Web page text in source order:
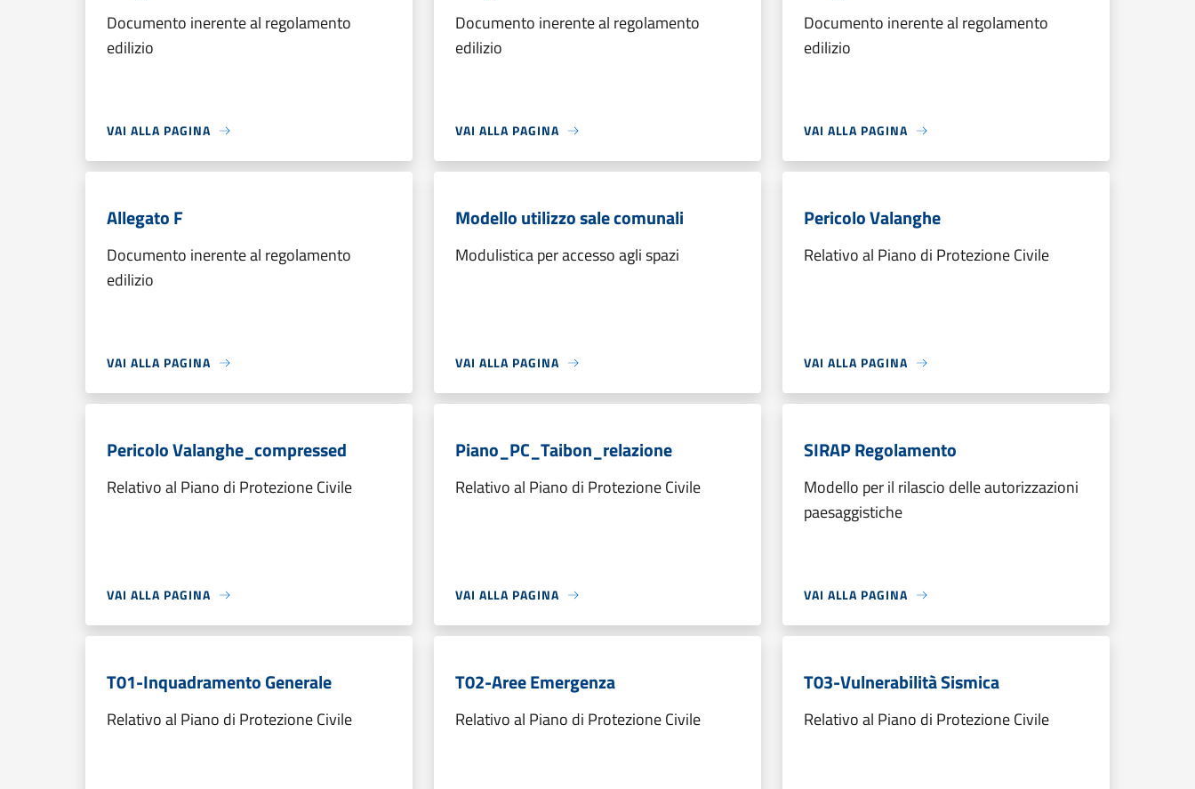
Documento inerente al regolamento
edilizio
VAI ALLA PAGINA
Documento inerente al regolamento
edilizio
VAI ALLA PAGINA
Documento inerente al regolamento
edilizio
VAI ALLA PAGINA
Allegato F
Documento inerente al regolamento
edilizio
VAI ALLA PAGINA
Modello utilizzo sale comunali
Modulistica per accesso agli spazi
VAI ALLA PAGINA
Pericolo Valanghe
Relativo al Piano di Protezione Civile
VAI ALLA PAGINA
Pericolo Valanghe_compressed
Relativo al Piano di Protezione Civile
VAI ALLA PAGINA
Piano_PC_Taibon_relazione
Relativo al Piano di Protezione Civile
VAI ALLA PAGINA
SIRAP Regolamento
Modello per il rilascio delle autorizzazioni
paesaggistiche
VAI ALLA PAGINA
T01-Inquadramento Generale
Relativo al Piano di Protezione Civile
T02-Aree Emergenza
Relativo al Piano di Protezione Civile
T03-Vulnerabilità Sismica
Relativo al Piano di Protezione Civile